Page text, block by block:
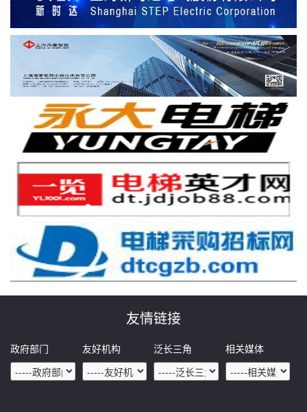
友情链接
政府部门 友好机构 泛长三角 相关媒体